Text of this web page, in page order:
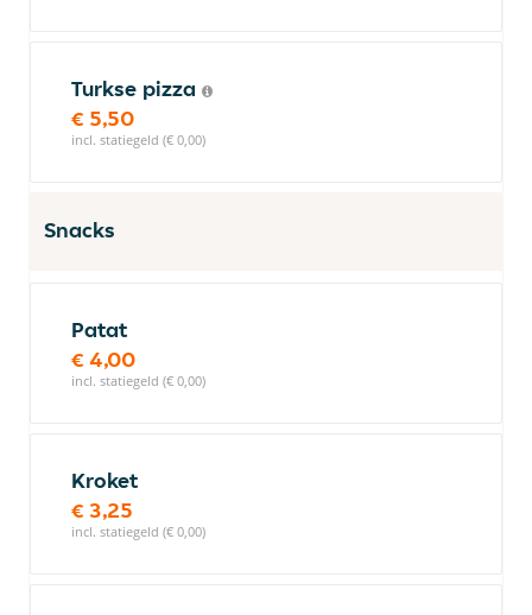
Turkse pizza
€ 5,50
incl. statiegeld (€ 0,00)
Snacks
Patat
€ 4,00
incl. statiegeld (€ 0,00)
Kroket
€ 3,25
incl. statiegeld (€ 0,00)